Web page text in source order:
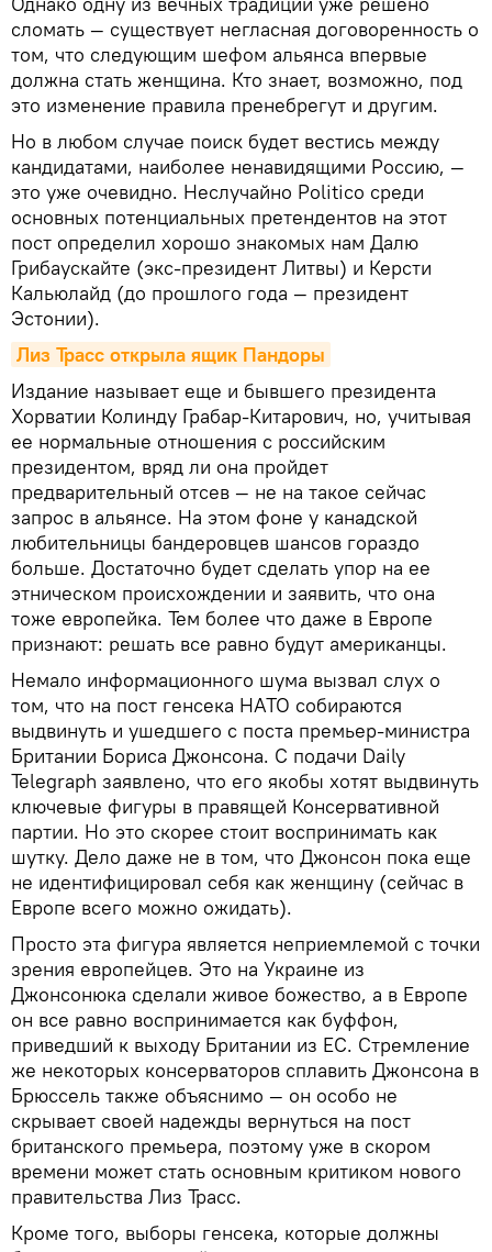
сломать — существует негласная договоренность о
том, что следующим шефом альянса впервые
должна стать женщина. Кто знает, возможно, под
это изменение правила пренебрегут и другим.
Но в любом случае поиск будет вестись между
кандидатами, наиболее ненавидящими Россию, —
это уже очевидно. Неслучайно Politico среди
основных потенциальных претендентов на этот
пост определил хорошо знакомых нам Далю
Грибаускайте (экс-президент Литвы) и Керсти
Кальюлайд (до прошлого года — президент
Эстонии).
Лиз Трасс открыла ящик Пандоры
Издание называет еще и бывшего президента
Хорватии Колинду Грабар-Китарович, но, учитывая
ее нормальные отношения с российским
президентом, вряд ли она пройдет
предварительный отсев — не на такое сейчас
запрос в альянсе. На этом фоне у канадской
любительницы бандеровцев шансов гораздо
больше. Достаточно будет сделать упор на ее
этническом происхождении и заявить, что она
тоже европейка. Тем более что даже в Европе
признают: решать все равно будут американцы.
Немало информационного шума вызвал слух о
том, что на пост генсека НАТО собираются
выдвинуть и ушедшего с поста премьер-министра
Британии Бориса Джонсона. С подачи Daily
Telegraph заявлено, что его якобы хотят выдвинуть
ключевые фигуры в правящей Консервативной
партии. Но это скорее стоит воспринимать как
шутку. Дело даже не в том, что Джонсон пока еще
не идентифицировал себя как женщину (сейчас в
Европе всего можно ожидать).
Просто эта фигура является неприемлемой с точки
зрения европейцев. Это на Украине из
Джонсонюка сделали живое божество, а в Европе
он все равно воспринимается как буффон,
приведший к выходу Британии из ЕС. Стремление
же некоторых консерваторов сплавить Джонсона в
Брюссель также объяснимо — он особо не
скрывает своей надежды вернуться на пост
британского премьера, поэтому уже в скором
времени может стать основным критиком нового
правительства Лиз Трасс.
Кроме того, выборы генсека, которые должны